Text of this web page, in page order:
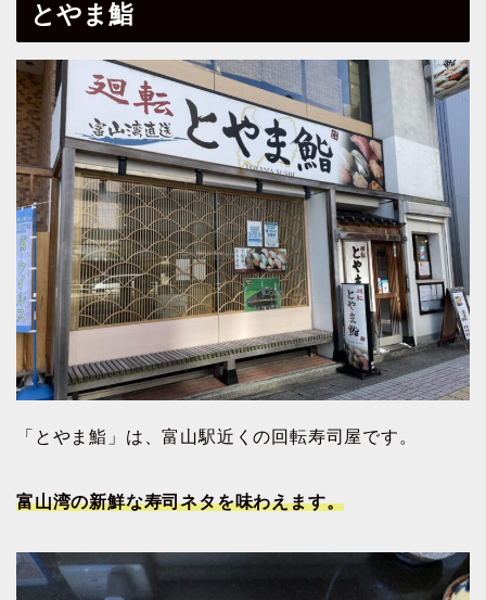
とやま鮨
「とやま鮨」は、富山駅近くの回転寿司屋です。
富山湾の新鮮な寿司ネタを味わえます。